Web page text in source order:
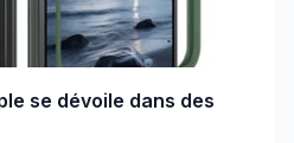
se dévoile dans des